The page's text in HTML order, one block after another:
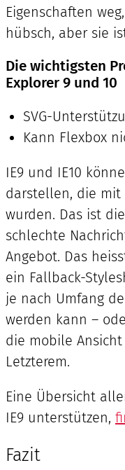
Eigenschaften
hübsch, aber sie
Die wichtigsten
Explorer 9 und 10
SVG-
Kann Flexbox
IE9 und IE10
darstellen, die
wurden. Das ist
schlechte
Angebot. Das
ein Fallback-
je nach Umfang
werden kann –
die mobile
Letzterem.
Eine Übersicht
IE9 unterstützen,
Fazit